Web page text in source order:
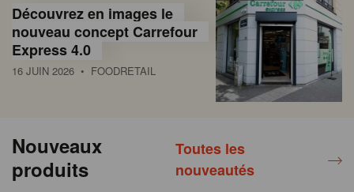
Découvrez en images le
nouveau concept Carrefour
Express 4.0
16 JUIN 2026 • FOODRETAIL
Nouveaux
produits
Toutes les
nouveautés